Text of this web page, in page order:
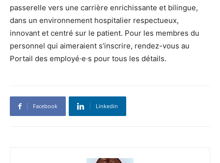
passerelle vers une carrière enrichissante et bilingue,
dans un environnement hospitalier respectueux,
innovant et centré sur le patient. Pour les membres du
personnel qui aimeraient s’inscrire, rendez-vous au
Portail des employé·e·s pour tous les détails.
Facebook Linkedin